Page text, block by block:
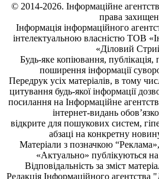
© 2014-2026. Інформаційне
права
Інформація інформаційного
інтелектуальною власністю ТОВ
«Діловий
Будь-яке копiювання, публiкацiя,
поширення iнформацiї
Передрук усіх матеріалів, в тому
цитування будь-якої інформації
посилання на Інформаційне
інтернет-видань
відкрите для пошукових систем,
абзаці на конкретну
Матеріали з позначкою
«Актуально» публікуються
Відповідальність за зміст
Редакція Інформаційного агентства